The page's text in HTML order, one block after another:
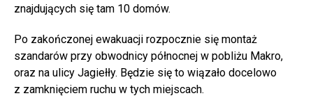
znajdujących się tam 10 domów.
Po zakończonej ewakuacji rozpocznie się montaż
szandarów przy obwodnicy północnej w pobliżu Makro,
oraz na ulicy Jagiełły. Będzie się to wiązało docelowo
z zamknięciem ruchu w tych miejscach.